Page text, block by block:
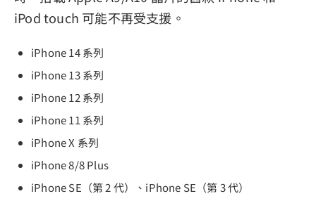
iPod touch 可能不再受支援。
iPhone 14 系列
iPhone 13 系列
iPhone 12 系列
iPhone 11 系列
iPhone X 系列
iPhone 8/8 Plus
iPhone SE（第 2 代）、iPhone SE（第 3 代）